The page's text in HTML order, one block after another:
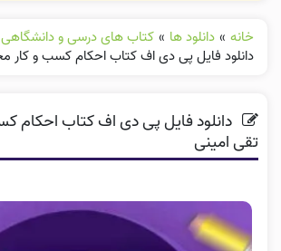
خانه » دانلود ها » کتاب های درسی و دانشگاهی
دانلود فایل پی دی اف کتاب احکام کسب و کار
دانلود فایل پی دی اف کتاب احکام
تقی امینی